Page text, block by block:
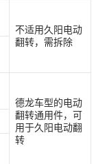
不适用久阳电动
翻转，需拆除
德龙车型的电动
翻转通用件，可
用于久阳电动翻
转